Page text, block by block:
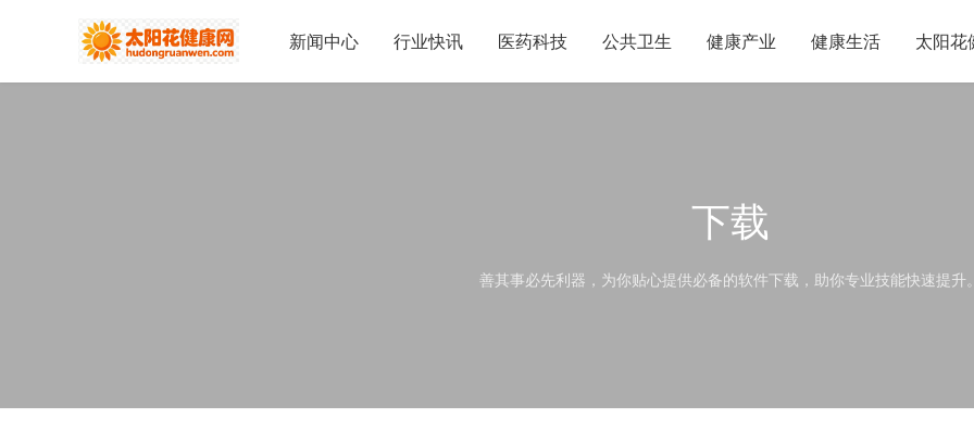
新闻中心 行业快讯 医药科技 公共卫生 健康产业 健康生活 太阳花
下载
善其事必先利器，为你贴心提供必备的软件下载，助你专业技能快速提升。